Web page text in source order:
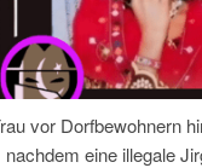
vor Dorfbewohnern
nachdem eine illegale